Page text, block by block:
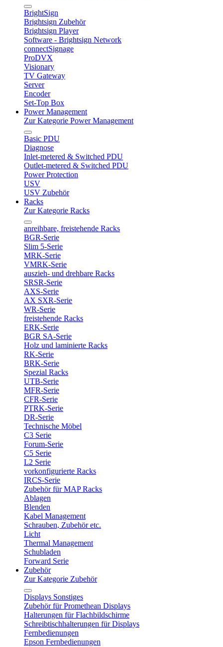
BrightSign
Brightsign Zubehör
Brightsign Player
Software - Brightsign Network
connectSignage
ProDVX
Visionary
TV Gateway
Server
Encoder
Set-Top Box
Power Management
Zur Kategorie Power Management
Basic PDU
Diagnose
Inlet-metered & Switched PDU
Outlet-metered & Switched PDU
Power Protection
USV
USV Zubehör
Racks
Zur Kategorie Racks
anreihbare, freistehende Racks
BGR-Serie
Slim 5-Serie
MRK-Serie
VMRK-Serie
auszieh- und drehbare Racks
SRSR-Serie
AXS-Serie
AX SXR-Serie
WR-Serie
freistehende Racks
ERK-Serie
BGR SA-Serie
Holz und laminierte Racks
RK-Serie
BRK-Serie
Spezial Racks
UTB-Serie
MFR-Serie
CFR-Serie
PTRK-Serie
DR-Serie
Technische Möbel
C3 Serie
Forum-Serie
C5 Serie
L2 Serie
vorkonfigurierte Racks
IRCS-Serie
Zubehör für MAP Racks
Ablagen
Blenden
Kabel Management
Schrauben, Zubehör etc.
Licht
Thermal Management
Schubladen
Forward Serie
Zubehör
Zur Kategorie Zubehör
Displays Sonstiges
Zubehör für Promethean Displays
Halterungen für Flachbildschirme
Schreibtischhalterungen für Displays
Fernbedienungen
Epson Fernbedienungen